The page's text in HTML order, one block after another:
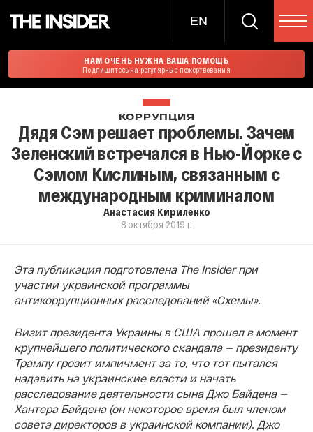
EN
НАМ ОЧЕНЬ НУЖНА ВАША ПОМОЩЬ
Подпишитесь на регулярные пожертвования
КОРРУПЦИЯ
Дядя Сэм решает проблемы. Зачем
Зеленский встречался в Нью-Йорке с
Сэмом Кислиным, связанным с
международным криминалом
Анастасия Кириленко
8 октября 2019 г.
Эта публикация подготовлена The Insider при
участии украинской программы
антикоррупционных расследований «Схемы».
Визит президента Украины в США прошел в момент
крупнейшего политического скандала — президенту
Трампу грозит импичмент за то, что тот пытался
надавить на украинские власти и начать
расследование деятельности сына Джо Байдена —
Хантера Байдена (он некоторое время был членом
совета директоров в украинской компании). Джо